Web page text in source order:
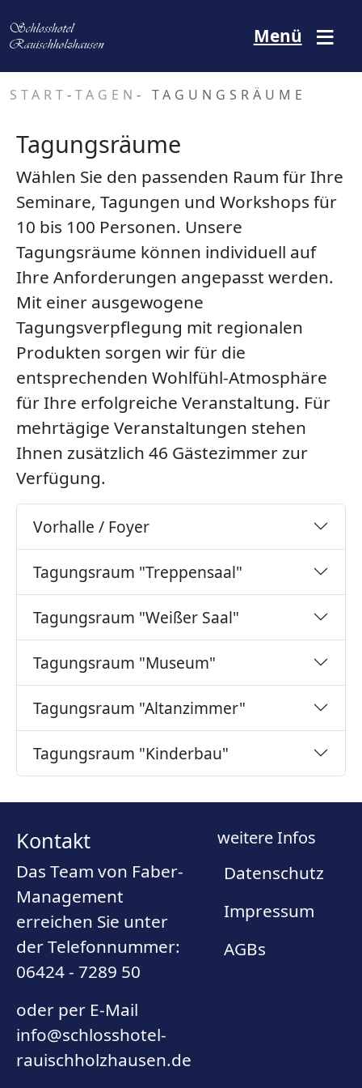
Menü
START - TAGEN - TAGUNGSRÄUME
Tagungsräume
Wählen Sie den passenden Raum für Ihre
Seminare, Tagungen und Workshops für
10 bis 100 Personen. Unsere
Tagungsräume können individuell auf
Ihre Anforderungen angepasst werden.
Mit einer ausgewogene
Tagungsverpflegung mit regionalen
Produkten sorgen wir für die
entsprechenden Wohlfühl-Atmosphäre
für Ihre erfolgreiche Veranstaltung. Für
mehrtägige Veranstaltungen stehen
Ihnen zusätzlich 46 Gästezimmer zur
Verfügung.
Vorhalle / Foyer
Tagungsraum "Treppensaal"
Tagungsraum "Weißer Saal"
Tagungsraum "Museum"
Tagungsraum "Altanzimmer"
Tagungsraum "Kinderbau"
Kontakt
Das Team von Faber-
Management
erreichen Sie unter
der Telefonnummer:
06424 - 7289 50
oder per E-Mail
info@schlosshotel-
rauischholzhausen.de
weitere Infos
Datenschutz
Impressum
AGBs